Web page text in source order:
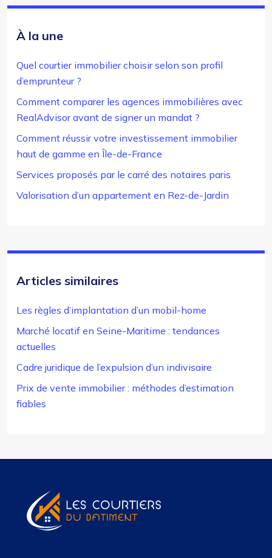
À la une
Quel courtier immobilier choisir selon son profil
d’emprunteur ?
Comment comparer les agences immobilières avec
RealAdvisor avant de signer un mandat ?
Comment réussir votre investissement immobilier
haut de gamme en Île-de-France
Services proposés par le carré des notaires paris
Valorisation d’un appartement en Rez-de-Jardin
Articles similaires
Les règles d’implantation d’un mobil-home
Marché locatif en Seine-Maritime : tendances
actuelles
Cadre juridique de l’expulsion d’un indivisaire
Prix de vente immobilier : méthodes d’estimation
fiables